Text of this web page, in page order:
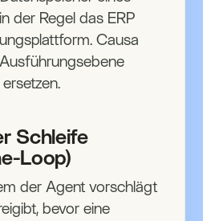
der Regel das ERP
Causa
Schleife
Loop)
der Agent vorschlägt
bevor eine